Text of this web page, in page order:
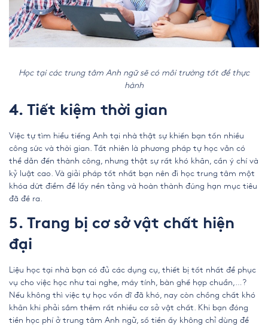
Học tại các trung tâm Anh ngữ sẽ có môi trường tốt để thực
hành
4. Tiết kiệm thời gian
Việc tự tìm hiểu tiếng Anh tại nhà thật sự khiến bạn tốn nhiều
công sức và thời gian. Tất nhiên là phương pháp tự học vẫn có
thể dẫn đến thành công, nhưng thật sự rất khó khăn, cần ý chí và
kỷ luật cao. Và giải pháp tốt nhất bạn nên đi học trung tâm một
khóa dứt điểm để lấy nền tảng và hoàn thành đúng hạn mục tiêu
đã đề ra.
5. Trang bị cơ sở vật chất hiện
đại
Liệu học tại nhà bạn có đủ các dụng cụ, thiết bị tốt nhất để phục
vụ cho việc học như tai nghe, máy tính, bàn ghế hợp chuẩn,…?
Nếu không thì việc tự học vốn dĩ đã khó, nay còn chồng chất khó
khăn khi phải sắm thêm rất nhiều cơ sở vật chất. Khi bạn đóng
tiền học phí ở trung tâm Anh ngữ, số tiền ấy không chỉ dùng để